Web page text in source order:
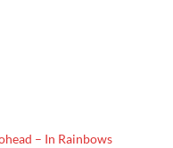
– In Rainbows